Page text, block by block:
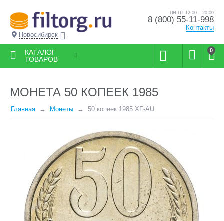
Новосибирск
ПН-ПТ 12.00 – 20.00
8 (800) 55-11-998
Контакты
0
КАТАЛОГ
ТОВАРОВ
МОНЕТА 50 КОПЕЕК 1985
Главная Монеты 50 копеек 1985 XF-AU